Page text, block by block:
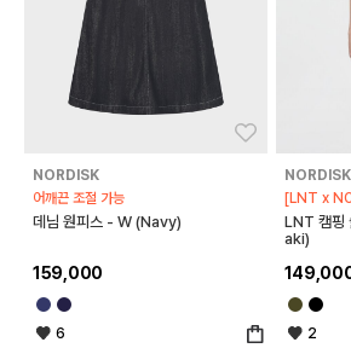
NORDISK
어깨끈 조절 가능
데님 원피스 - W (Navy)
159,000
6
NORDISK
[LNT x
LNT 캠핑
aki)
2